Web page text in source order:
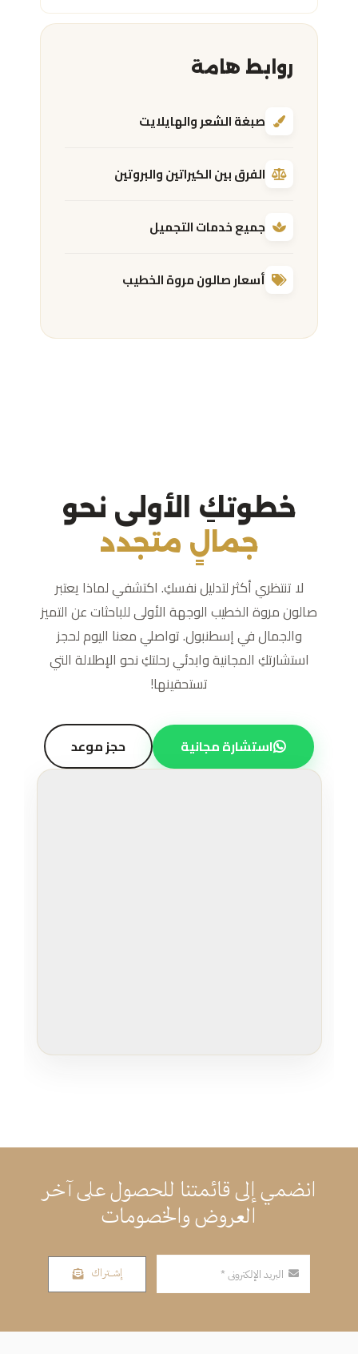
روابط هامة
صبغة الشعر والهايلايت
الفرق بين الكيراتين والبروتين
جميع خدمات التجميل
أسعار صالون مروة الخطيب
خطوتكِ الأولى نحو
جمالٍ متجدد
لا تنتظري أكثر لتدليل نفسكِ. اكتشفي لماذا يعتبر
صالون مروة الخطيب الوجهة الأولى للباحثات عن التميز
والجمال في إسطنبول. تواصلي معنا اليوم لحجز
استشارتكِ المجانية وابدئي رحلتكِ نحو الإطلالة التي
تستحقينها!
استشارة مجانية حجز موعد
انضمي إلى قائمتنا للحصول على آخر
العروض والخصومات
إشــتراك